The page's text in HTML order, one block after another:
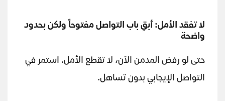
لا تفقد الأمل: أبقِ باب التواصل مفتوحاً ولكن بحدود
واضحة
حتى لو رفض المدمن الآن، لا تقطع الأمل. استمر في
التواصل الإيجابي بدون تساهل.